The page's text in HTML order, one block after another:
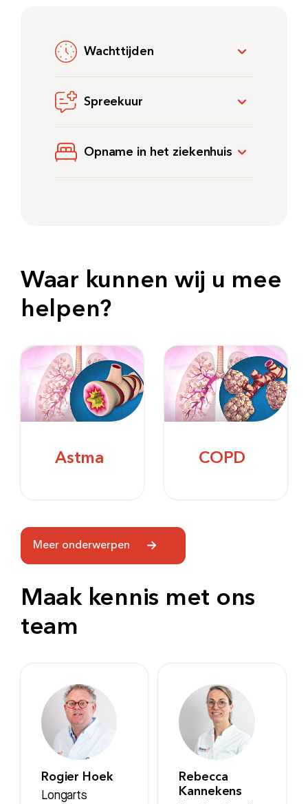
Wachttijden
Spreekuur
Opname in het ziekenhuis
Waar kunnen wij u mee
helpen?
Astma COPD
Meer onderwerpen
Maak kennis met ons
team
Rogier Hoek
Longarts
Rebecca
Kannekens